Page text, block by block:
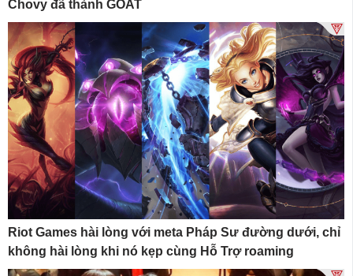
Chovy đã thành GOAT
Riot Games hài lòng với meta Pháp Sư đường dưới, chỉ
không hài lòng khi nó kẹp cùng Hỗ Trợ roaming